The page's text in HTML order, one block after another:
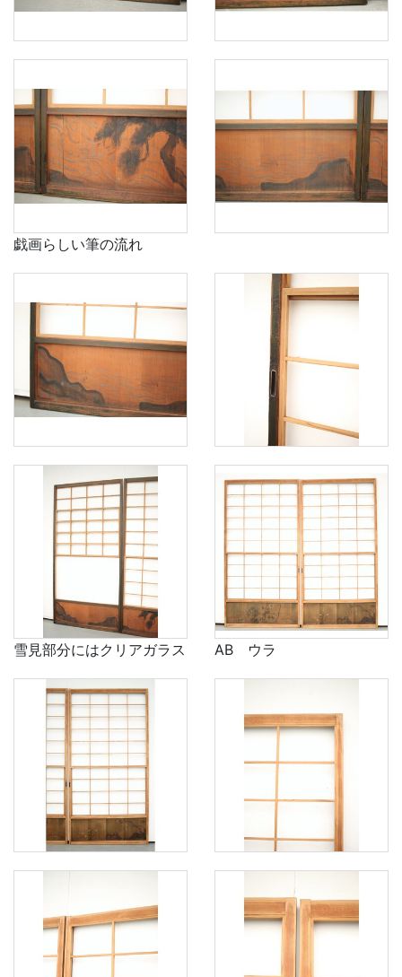
戯画らしい筆の流れ
雪見部分にはクリアガラス AB ウラ